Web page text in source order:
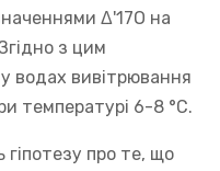
Δ'17O на
з цим
водах вивітрювання
температурі 6-8 °C.
про те, що